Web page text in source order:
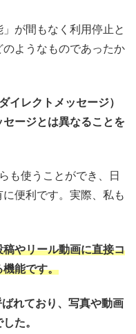
」が間もなく利用停止と
ようなものであったか
イレクトメッセージ）
ージとは異なることを
も使うことができ、日
便利です。実際、私も
やリール動画に直接コ
機能です。
れており、写真や動画
た。